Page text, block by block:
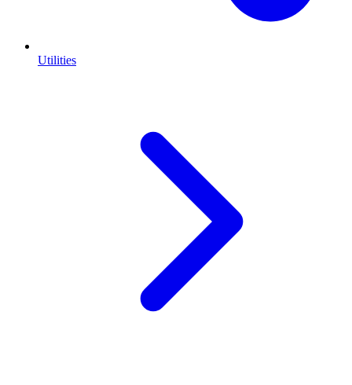
Utilities